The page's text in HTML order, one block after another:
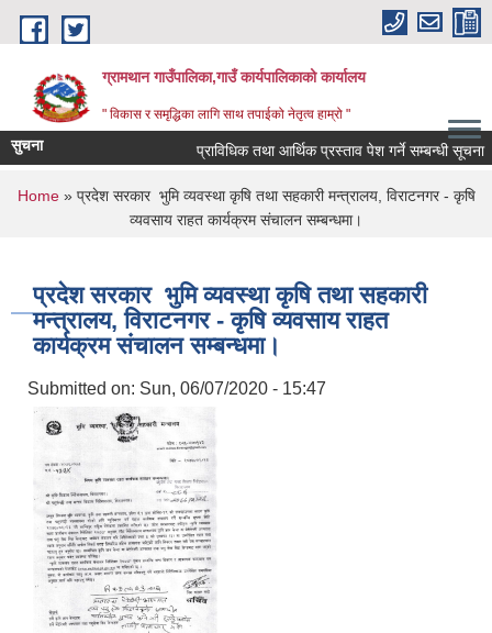
Skip to main content
ग्रामथान गाउँपालिका,गाउँ कार्यपालिकाको कार्यालय
" विकास र समृद्धिका लागि साथ तपाईको नेतृत्व हाम्रो "
सुचना प्राविधिक तथा आर्थिक प्रस्ताव पेश गर्ने सम्बन्धी सूचना
You are here
Home» प्रदेश सरकार भुमि व्यवस्था कृषि तथा सहकारी मन्त्रालय, विराटनगर - कृषि
व्यवसाय राहत कार्यक्रम संचालन सम्बन्धमा।
प्रदेश सरकार भुमि व्यवस्था कृषि तथा सहकारी
मन्त्रालय, विराटनगर - कृषि व्यवसाय राहत
कार्यक्रम संचालन सम्बन्धमा।
Submitted on: Sun, 06/07/2020 - 15:47